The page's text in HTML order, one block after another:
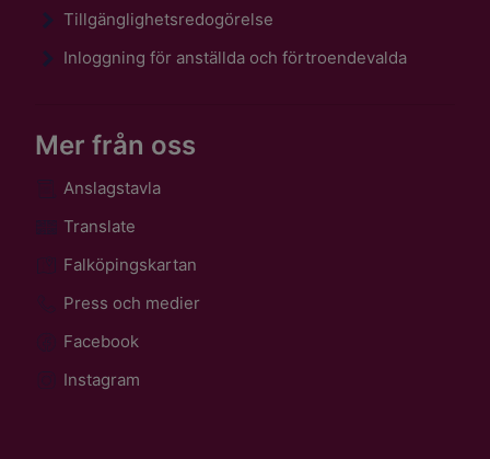
Tillgänglighetsredogörelse
Inloggning för anställda och förtroendevalda
Mer från oss
Anslagstavla
Translate
Falköpingskartan
Press och medier
Facebook
Instagram